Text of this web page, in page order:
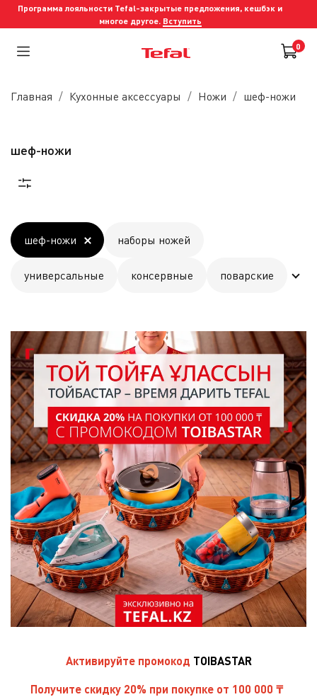
Программа лояльности Tefal-закрытые предложения, кешбэк и
многое другое. Вступить
0
Главная Кухонные аксессуары Ножи шеф-ножи
шеф-ножи
шеф-ножи наборы ножей
универсальные консервные поварские
Активируйте промокод TOIBASTAR
Получите скидку 20% при покупке от 100 000 ₸